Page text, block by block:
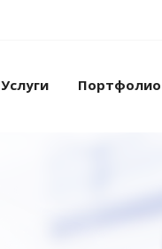
Услуги Портфолио